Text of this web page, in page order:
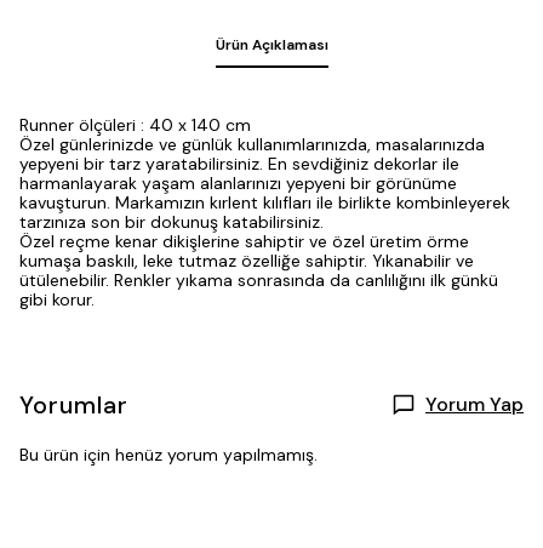
Ürün Açıklaması
Runner ölçüleri : 40 x 140 cm
Özel günlerinizde ve günlük kullanımlarınızda, masalarınızda
yepyeni bir tarz yaratabilirsiniz. En sevdiğiniz dekorlar ile
harmanlayarak yaşam alanlarınızı yepyeni bir görünüme
kavuşturun. Markamızın kırlent kılıfları ile birlikte kombinleyerek
tarzınıza son bir dokunuş katabilirsiniz.
Özel reçme kenar dikişlerine sahiptir ve özel üretim örme
kumaşa baskılı, leke tutmaz özelliğe sahiptir. Yıkanabilir ve
ütülenebilir. Renkler yıkama sonrasında da canlılığını ilk günkü
gibi korur.
Yorumlar Yorum Yap
Bu ürün için henüz yorum yapılmamış.